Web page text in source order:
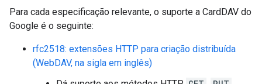
Para cada especificação relevante, o suporte a CardDAV do
Google é o seguinte:
rfc2518: extensões HTTP para criação distribuída
(WebDAV, na sigla em inglês)